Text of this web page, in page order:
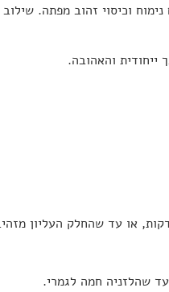
וכיסוי זהוב מפתה.
ייחודית והאהובה.